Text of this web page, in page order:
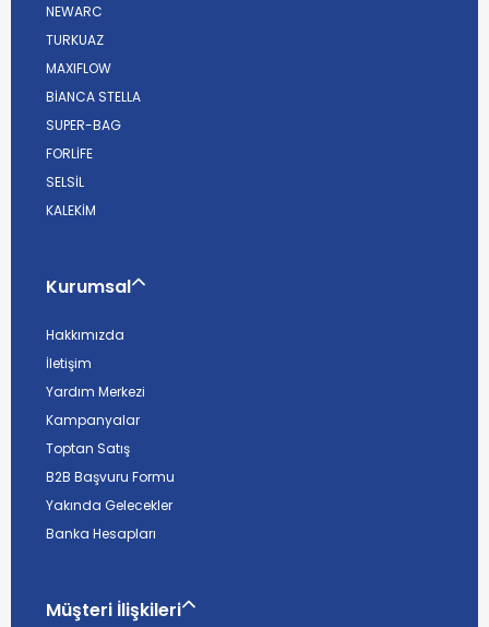
NEWARC
TURKUAZ
MAXIFLOW
BİANCA STELLA
SUPER-BAG
FORLİFE
SELSİL
KALEKİM
Kurumsal
Hakkımızda
İletişim
Yardım Merkezi
Kampanyalar
Toptan Satış
B2B Başvuru Formu
Yakında Gelecekler
Banka Hesapları
Müşteri İlişkileri